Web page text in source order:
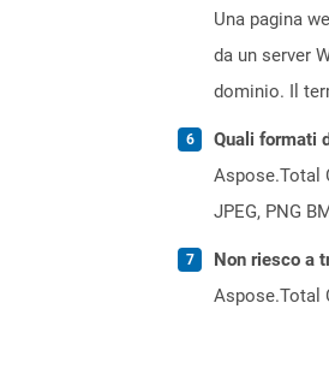
Una pagina
da un server
dominio. Il
Quali formati
Aspose.Total
JPEG, PNG
Non riesco a
Aspose.Total